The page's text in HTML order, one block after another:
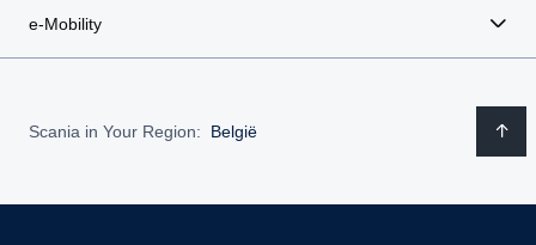
e-Mobility
Scania in Your Region: België